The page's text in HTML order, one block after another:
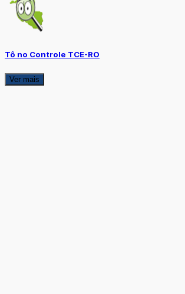
Tô no Controle TCE-RO
Ver mais